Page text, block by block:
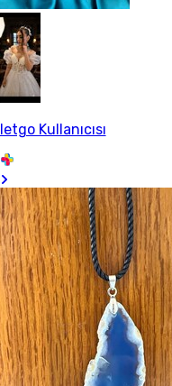
letgo Kullanıcısı